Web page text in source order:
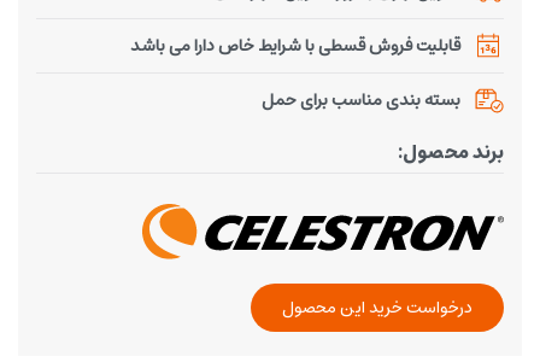
قابلیت فروش قسطی با شرایط خاص دارا می باشد
بسته بندی مناسب برای حمل
برند محصول:
درخواست خرید این محصول